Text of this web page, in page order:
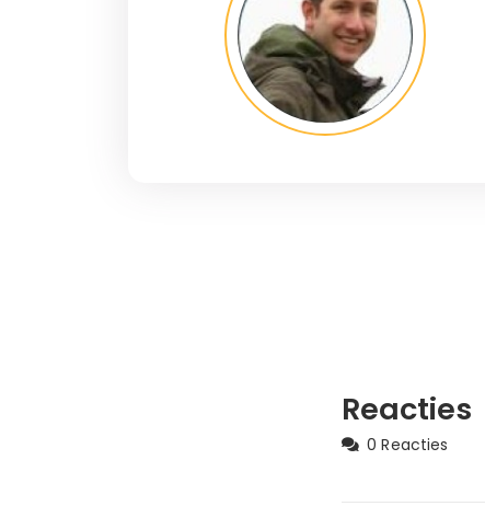
Reacties
0 Reacties